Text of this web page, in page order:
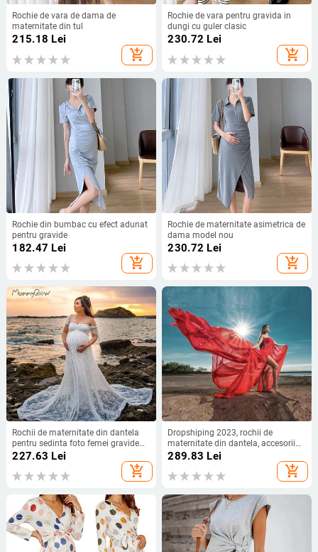
Rochie de vara de dama de
maternitate din tul
215.18 Lei
add_shopping_cart
Rochie de vara pentru gravida in
dungi cu guler clasic
230.72 Lei
add_shopping_cart
Rochie din bumbac cu efect adunat
pentru gravide
182.47 Lei
add_shopping_cart
Rochie de maternitate asimetrica de
dama model nou
230.72 Lei
add_shopping_cart
Rochii de maternitate din dantela
pentru sedinta foto femei gravide
rochie de baby shower cu trena
matura rochie maxi rochie de
sarcina accesorii fotografice
227.63 Lei
add_shopping_cart
Dropshiping 2023, rochii de
maternitate din dantela, accesorii
pentru sedinte foto, rochie maxi
fotografie lungi insarcinate
289.83 Lei
add_shopping_cart